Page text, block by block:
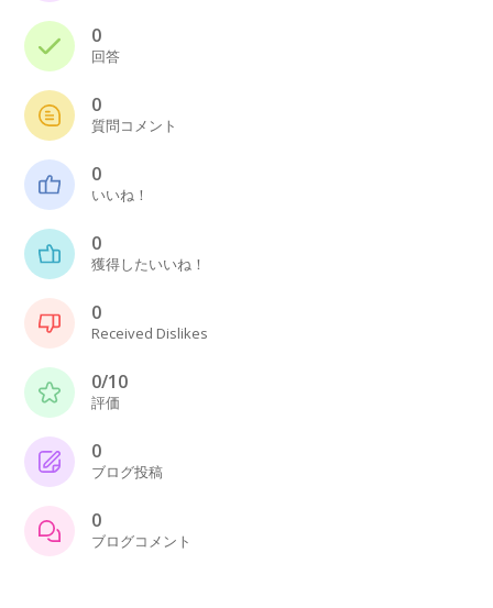
0
回答
0
質問コメント
0
いいね！
0
獲得したいいね！
0
Received Dislikes
0/10
評価
0
ブログ投稿
0
ブログコメント